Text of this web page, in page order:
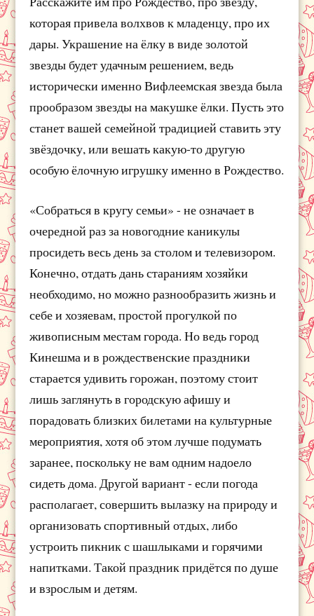
которая привела волхвов к младенцу, про их
дары. Украшение на ёлку в виде золотой
звезды будет удачным решением, ведь
исторически именно Вифлеемская звезда была
прообразом звезды на макушке ёлки. Пусть это
станет вашей семейной традицией ставить эту
звёздочку, или вешать какую-то другую
особую ёлочную игрушку именно в Рождество.
«Собраться в кругу семьи» - не означает в
очередной раз за новогодние каникулы
просидеть весь день за столом и телевизором.
Конечно, отдать дань стараниям хозяйки
необходимо, но можно разнообразить жизнь и
себе и хозяевам, простой прогулкой по
живописным местам города. Но ведь город
Кинешма и в рождественские праздники
старается удивить горожан, поэтому стоит
лишь заглянуть в городскую афишу и
порадовать близких билетами на культурные
мероприятия, хотя об этом лучше подумать
заранее, поскольку не вам одним надоело
сидеть дома. Другой вариант - если погода
располагает, совершить вылазку на природу и
организовать спортивный отдых, либо
устроить пикник с шашлыками и горячими
напитками. Такой праздник придётся по душе
и взрослым и детям.